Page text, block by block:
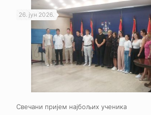
26. јун 2026.
Свечани пријем најбољих ученика